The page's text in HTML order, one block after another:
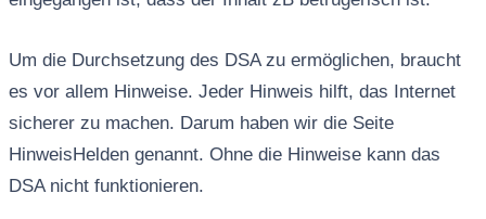
Um die Durchsetzung des DSA zu ermöglichen, braucht
es vor allem Hinweise. Jeder Hinweis hilft, das Internet
sicherer zu machen. Darum haben wir die Seite
HinweisHelden genannt. Ohne die Hinweise kann das
DSA nicht funktionieren.